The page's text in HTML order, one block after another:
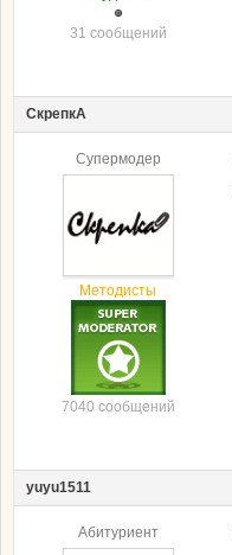
31 сообщений
СкрепкА
Супермодер
Методисты
7040 сообщений
yuyu1511
Абитуриент